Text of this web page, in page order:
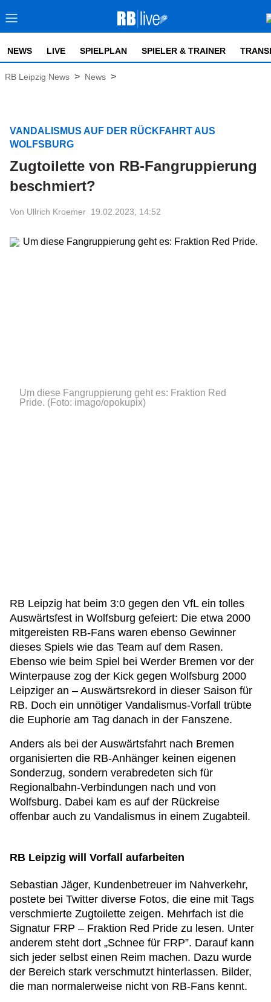
NEWS LIVE SPIELPLAN SPIELER & TRAINER
RB Leipzig News > News >
VANDALISMUS AUF DER RÜCKFAHRT AUS
WOLFSBURG
Zugtoilette von RB-Fangruppierung
beschmiert?
Von Ullrich Kroemer 19.02.2023, 14:52
Um diese Fangruppierung geht es: Fraktion Red
Pride. (Foto: imago/opokupix)
RB Leipzig hat beim 3:0 gegen den VfL ein tolles
Auswärtsfest in Wolfsburg gefeiert: Die etwa 2000
mitgereisten RB-Fans waren ebenso Gewinner
dieses Spiels wie das Team auf dem Rasen.
Ebenso wie beim Spiel bei Werder Bremen vor der
Winterpause zog der Kick gegen Wolfsburg 2000
Leipziger an – Auswärtsrekord in dieser Saison für
RB. Doch ein unnötiger Vandalismus-Vorfall trübte
die Euphorie am Tag danach in der Fanszene.
Anders als bei der Auswärtsfahrt nach Bremen
organisierten die RB-Anhänger keinen eigenen
Sonderzug, sondern verabredeten sich für
Regionalbahn-Verbindungen nach und von
Wolfsburg. Dabei kam es auf der Rückreise
offenbar auch zu Vandalismus in einem Zugabteil.
RB Leipzig will Vorfall aufarbeiten
Sebastian Jäger, Kundenbetreuer im Nahverkehr,
postete bei Twitter diverse Fotos, die eine mit Tags
verschmierte Zugtoilette zeigen. Mehrfach ist die
Signatur FRP – Fraktion Red Pride zu lesen. Unter
anderem steht dort „Schnee für FRP”. Darauf kann
sich jeder selbst einen Reim machen. Dazu wurde
der Bereich stark verschmutzt hinterlassen. Bilder,
die man normalerweise nicht von RB-Fans kennt.